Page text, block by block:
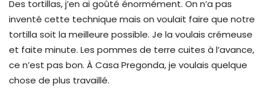
Des tortillas, j’en ai goûté énormément. On n’a pas
inventé cette technique mais on voulait faire que notre
tortilla soit la meilleure possible. Je la voulais crémeuse
et faite minute. Les pommes de terre cuites à l’avance,
ce n’est pas bon. À Casa Pregonda, je voulais quelque
chose de plus travaillé.